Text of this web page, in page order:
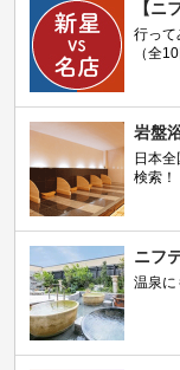
【ニ
行って
（全
岩盤
日本
検索！
ニフ
温泉に